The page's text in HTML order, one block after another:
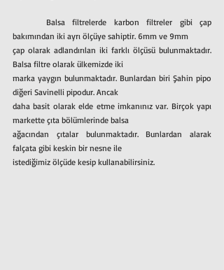
bakımından iki ayrı ölçüye sahiptir. 6mm ve 9mm
çap olarak adlandırılan iki farklı ölçüsü bulunmaktadır.
Balsa filtre olarak ülkemizde iki
marka yaygın bulunmaktadır. Bunlardan biri Şahin pipo
diğeri Savinelli pipodur. Ancak
daha basit olarak elde etme imkanınız var. Birçok yapı
markette çıta bölümlerinde balsa
ağacından çıtalar bulunmaktadır. Bunlardan alarak
falçata gibi keskin bir nesne ile
istediğimiz ölçüde kesip kullanabilirsiniz.